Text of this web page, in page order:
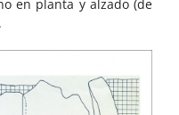
en planta y alzado (de